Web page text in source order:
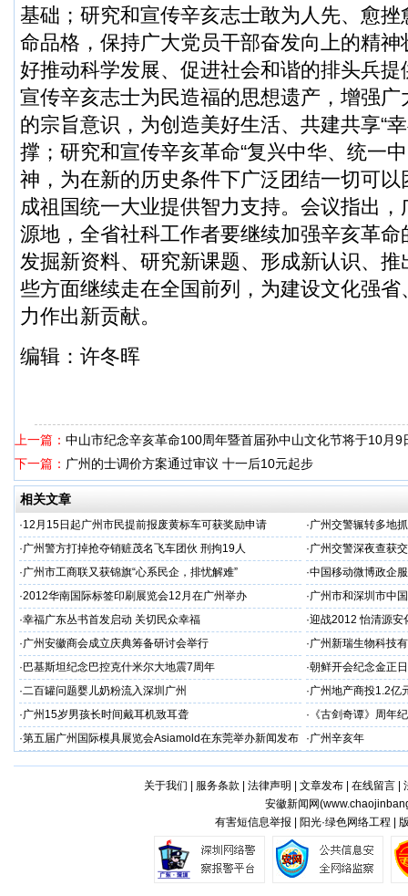
基础；研究和宣传辛亥志士敢为人先、愈
命品格，保持广大党员干部奋发向上的精
好推动科学发展、促进社会和谐的排头兵
宣传辛亥志士为民造福的思想遗产，增强
的宗旨意识，为创造美好生活、共建共享“
撑；研究和宣传辛亥革命“复兴中华、统一
神，为在新的历史条件下广泛团结一切可
成祖国统一大业提供智力支持。会议指出
源地，全省社科工作者要继续加强辛亥革
发掘新资料、研究新课题、形成新认识、
些方面继续走在全国前列，为建设文化强
力作出新贡献。
编辑：许冬晖
上一篇： 中山市纪念辛亥革命100周年暨首届孙中山文化节将于10月9
下一篇： 广州的士调价方案通过审议 十一后10元起步
相关文章
·12月15日起广州市民提前报废黄标车可获奖励申请 ·广州交警辗转多地
·广州警方打掉抢夺销赃茂名飞车团伙 刑拘19人 ·广州交警深夜查获
·广州市工商联又获锦旗“心系民企，排忧解难” ·中国移动微博政企
·2012华南国际标签印刷展览会12月在广州举办 ·广州市和深圳市中
·幸福广东丛书首发启动 关切民众幸福 ·迎战2012 怡清源安
·广州安徽商会成立庆典筹备研讨会举行 ·广州新瑞生物科技
· 巴基斯坦纪念巴控克什米尔大地震7周年 ·朝鲜开会纪念金正
·二百罐问题婴儿奶粉流入深圳广州 ·广州地产商投1.2亿
·广州15岁男孩长时间戴耳机致耳聋 · 《古剑奇谭》周年
·第五届广州国际模具展览会Asiamold在东莞举办新闻发布
·广州辛亥年
关于我们 服务条款 法律声明 文章发布| 在线留言|
安徽新闻网(
有害短信息举报 | 阳光·绿色网络工程 |